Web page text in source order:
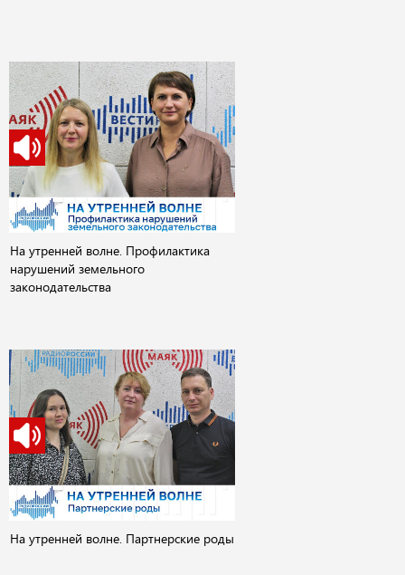
На утренней волне. Профилактика
нарушений земельного
законодательства
На утренней волне. Партнерские роды